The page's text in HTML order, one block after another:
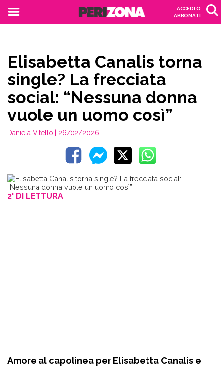
ACCEDI O
ABBONATI
Elisabetta Canalis torna
single? La frecciata
social: “Nessuna donna
vuole un uomo così”
Daniela Vitello | 26/02/2026
2' DI LETTURA
Amore al capolinea per Elisabetta Canalis e